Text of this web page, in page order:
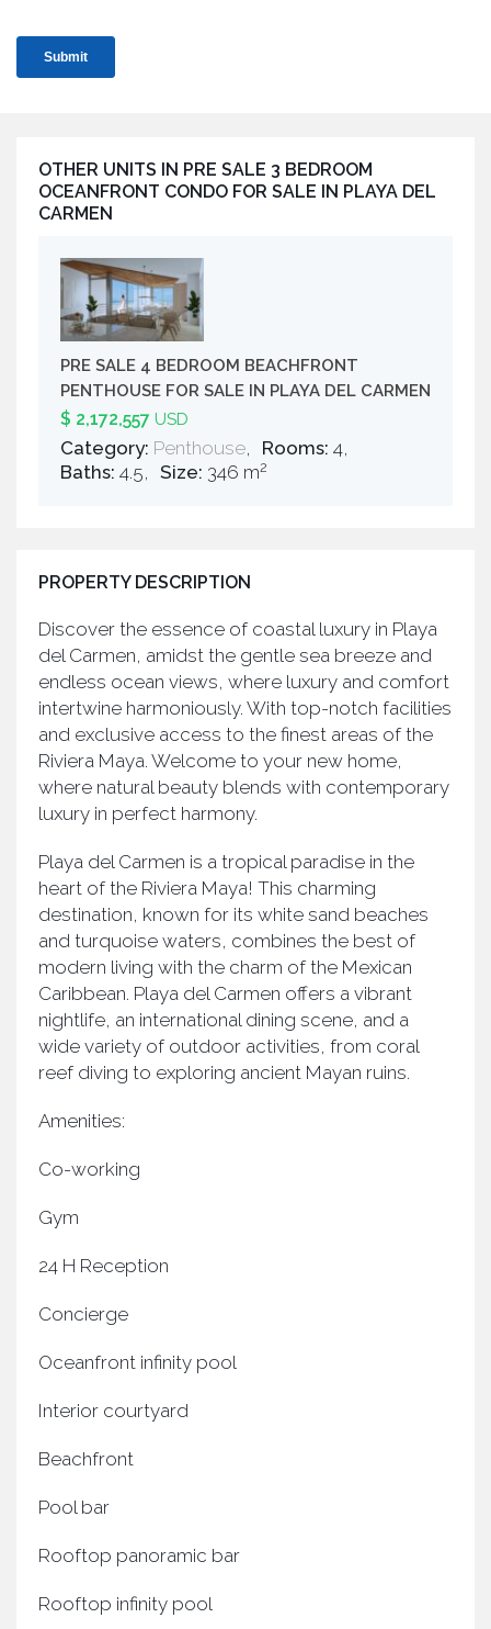
OTHER UNITS IN PRE SALE 3 BEDROOM
OCEANFRONT CONDO FOR SALE IN PLAYA DEL
CARMEN
PRE SALE 4 BEDROOM BEACHFRONT
PENTHOUSE FOR SALE IN PLAYA DEL CARMEN
$ 2,172,557 USD
Category: Penthouse, Rooms: 4,
Baths: 4.5, Size: 346 m2
PROPERTY DESCRIPTION
Discover the essence of coastal luxury in Playa
del Carmen, amidst the gentle sea breeze and
endless ocean views, where luxury and comfort
intertwine harmoniously. With top-notch facilities
and exclusive access to the finest areas of the
Riviera Maya. Welcome to your new home,
where natural beauty blends with contemporary
luxury in perfect harmony.
Playa del Carmen is a tropical paradise in the
heart of the Riviera Maya! This charming
destination, known for its white sand beaches
and turquoise waters, combines the best of
modern living with the charm of the Mexican
Caribbean. Playa del Carmen offers a vibrant
nightlife, an international dining scene, and a
wide variety of outdoor activities, from coral
reef diving to exploring ancient Mayan ruins.
Amenities:
Co-working
Gym
24 H Reception
Concierge
Oceanfront infinity pool
Interior courtyard
Beachfront
Pool bar
Rooftop panoramic bar
Rooftop infinity pool